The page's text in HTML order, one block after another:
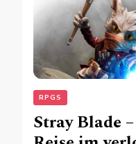
RPGS
Stray Blade